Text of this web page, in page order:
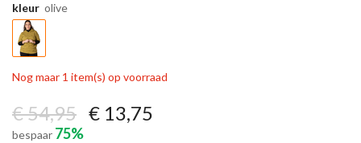
kleur olive
Nog maar 1 item(s) op voorraad
€ 54,95 € 13,75
bespaar 75%